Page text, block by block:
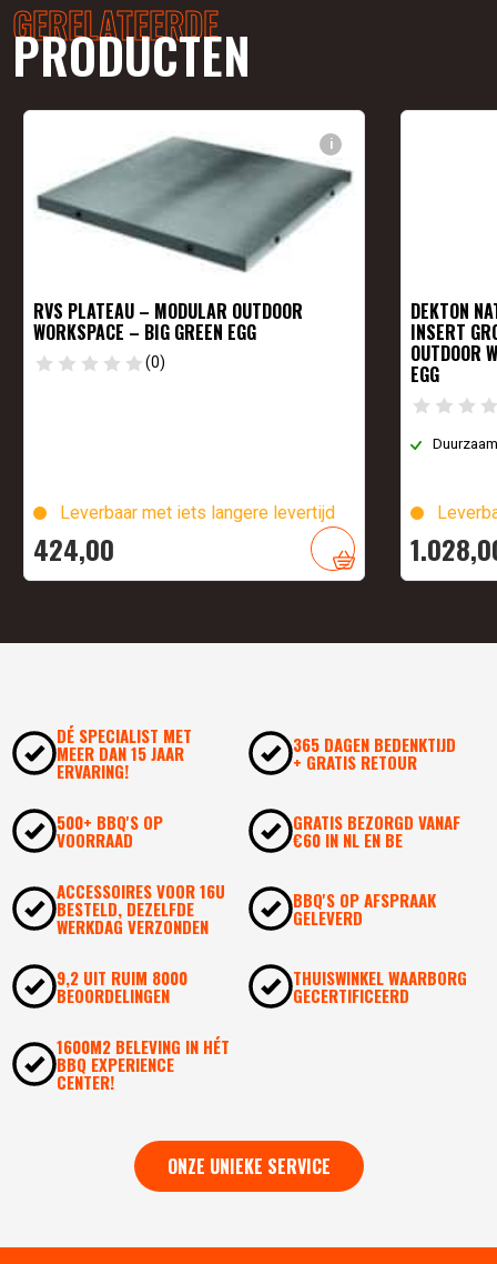
GERELATEERDE
PRODUCTEN
i
RVS PLATEAU – MODULAR OUTDOOR
WORKSPACE – BIG GREEN EGG
(0)
Leverbaar met iets langere levertijd
424,00
DEKTON
INSERT
OUTDOOR
EGG
1.028,
DÉ SPECIALIST MET
MEER DAN 15 JAAR
ERVARING!
365 DAGEN BEDENKTIJD
+ GRATIS RETOUR
500+ BBQ'S OP
VOORRAAD
GRATIS BEZORGD VANAF
€60 IN NL EN BE
ACCESSOIRES VOOR 16U
BESTELD, DEZELFDE
WERKDAG VERZONDEN
BBQ'S OP AFSPRAAK
GELEVERD
9,2 UIT RUIM 8000
BEOORDELINGEN
THUISWINKEL WAARBORG
GECERTIFICEERD
1600M2 BELEVING IN HÉT
BBQ EXPERIENCE
CENTER!
ONZE UNIEKE SERVICE